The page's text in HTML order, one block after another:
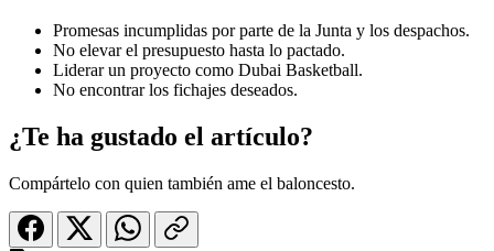
Promesas incumplidas por parte de la Junta y los despachos.
No elevar el presupuesto hasta lo pactado.
Liderar un proyecto como Dubai Basketball.
No encontrar los fichajes deseados.
¿Te ha gustado el artículo?
Compártelo con quien también ame el baloncesto.